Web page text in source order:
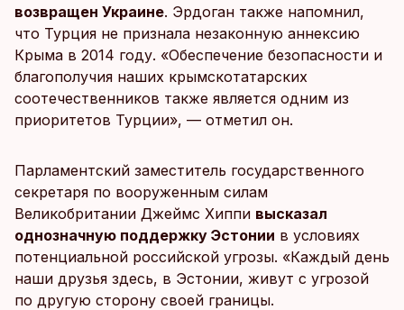
возвращен Украине. Эрдоган также напомнил,
что Турция не признала незаконную аннексию
Крыма в 2014 году. «Обеспечение безопасности и
благополучия наших крымскотатарских
соотечественников также является одним из
приоритетов Турции», — отметил он.
Парламентский заместитель государственного
секретаря по вооруженным силам
Великобритании Джеймс Хиппи высказал
однозначную поддержку Эстонии в условиях
потенциальной российской угрозы. «Каждый день
наши друзья здесь, в Эстонии, живут с угрозой
по другую сторону своей границы.